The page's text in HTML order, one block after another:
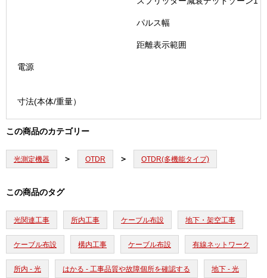
パルス幅
距離表示範囲
電源
寸法(本体/重量）
この商品のカテゴリー
光測定機器 OTDR OTDR(多機能タイプ)
この商品のタグ
光関連工事 所内工事 ケーブル布設 地下・架空工事
ケーブル布設 構内工事 ケーブル布設 有線ネットワーク
所内 - 光 はかる - 工事品質や故障個所を確認する 地下 - 光